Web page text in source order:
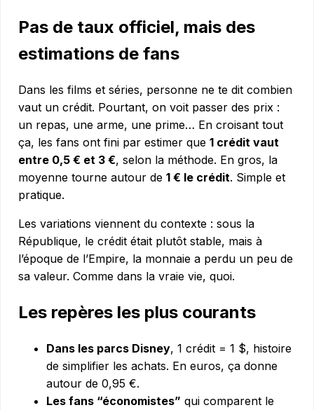
Pas de taux officiel, mais des
estimations de fans
Dans les films et séries, personne ne te dit combien
vaut un crédit. Pourtant, on voit passer des prix :
un repas, une arme, une prime… En croisant tout
ça, les fans ont fini par estimer que 1 crédit vaut
entre 0,5 € et 3 €, selon la méthode. En gros, la
moyenne tourne autour de 1 € le crédit. Simple et
pratique.
Les variations viennent du contexte : sous la
République, le crédit était plutôt stable, mais à
l’époque de l’Empire, la monnaie a perdu un peu de
sa valeur. Comme dans la vraie vie, quoi.
Les repères les plus courants
Dans les parcs Disney, 1 crédit = 1 $, histoire
de simplifier les achats. En euros, ça donne
autour de 0,95 €.
Les fans “économistes” qui comparent le